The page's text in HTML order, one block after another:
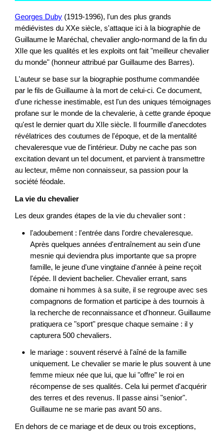
Georges Duby (1919-1996), l'un des plus grands
médiévistes du XXe siècle, s'attaque ici à la biographie de
Guillaume le Maréchal, chevalier anglo-normand de la fin du
XIIe que les qualités et les exploits ont fait "meilleur chevalier
du monde" (honneur attribué par Guillaume des Barres).
L'auteur se base sur la biographie posthume commandée
par le fils de Guillaume à la mort de celui-ci. Ce document,
d'une richesse inestimable, est l'un des uniques témoignages
profane sur le monde de la chevalerie, à cette grande époque
qu'est le dernier quart du XIIe siècle. Il fourmille d'anecdotes
révélatrices des coutumes de l'époque, et de la mentalité
chevaleresque vue de l'intérieur. Duby ne cache pas son
excitation devant un tel document, et parvient à transmettre
au lecteur, même non connaisseur, sa passion pour la
société féodale.
La vie du chevalier
Les deux grandes étapes de la vie du chevalier sont :
l'adoubement : l'entrée dans l'ordre chevaleresque.
Après quelques années d'entraînement au sein d'une
mesnie qui deviendra plus importante que sa propre
famille, le jeune d'une vingtaine d'année à peine reçoit
l'épée. Il devient bachelier. Chevalier errant, sans
domaine ni hommes à sa suite, il se regroupe avec ses
compagnons de formation et participe à des tournois à
la recherche de reconnaissance et d'honneur. Guillaume
pratiquera ce "sport" presque chaque semaine : il y
capturera 500 chevaliers.
le mariage : souvent réservé à l'aîné de la famille
uniquement. Le chevalier se marie le plus souvent à une
femme mieux née que lui, que lui "offre" le roi en
récompense de ses qualités. Cela lui permet d'acquérir
des terres et des revenus. Il passe ainsi "senior".
Guillaume ne se marie pas avant 50 ans.
En dehors de ce mariage et de deux ou trois exceptions,